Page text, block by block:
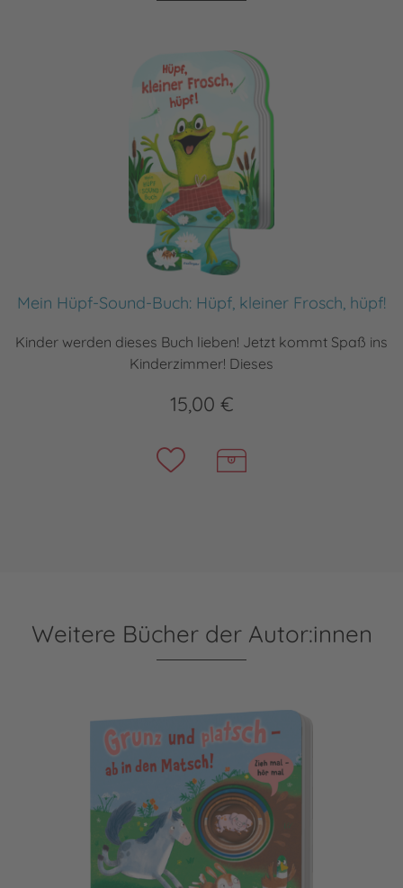
Mein Hüpf-Sound-Buch: Hüpf, kleiner Frosch, hüpf!
Kinder werden dieses Buch lieben! Jetzt kommt Spaß ins
Kinderzimmer! Dieses
15,00 €
Weitere Bücher der Autor:innen
Zieh mal, hör mal: Grunz und platsch - ab in den Matsch!